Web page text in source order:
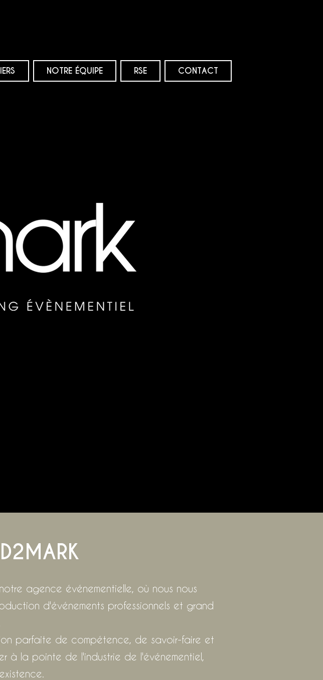
NOTRE ÉQUIPE RSE CONTACT
agence événementielle, où nous nous
d'événements professionnels et grand
parfaite de compétence, de savoir-faire et
la pointe de l'industrie de l'événementiel,